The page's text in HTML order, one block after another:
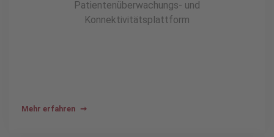
Patientenüberwachungs- und
Konnektivitätsplattform
Mehr erfahren